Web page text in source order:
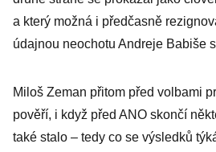
a který možná i předčasně
údajnou neochotu Andreje Babiše
Miloš Zeman přitom před volbami
pověří, i když před ANO skončí
také stalo – tedy co se výsledků